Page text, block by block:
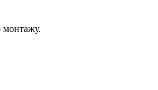
монтажу.